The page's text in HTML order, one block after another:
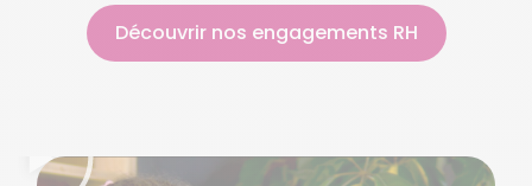
Découvrir nos engagements RH